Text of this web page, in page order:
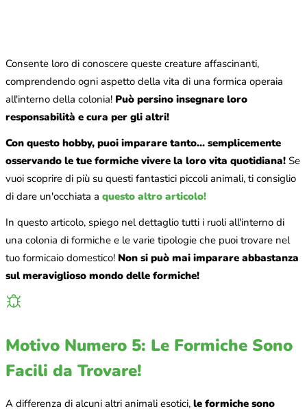
Consente loro di conoscere queste creature affascinanti,
comprendendo ogni aspetto della vita di una formica operaia
all'interno della colonia! Può persino insegnare loro
responsabilità e cura per gli altri!
Con questo hobby, puoi imparare tanto... semplicemente
osservando le tue formiche vivere la loro vita quotidiana! Se
vuoi scoprire di più su questi fantastici piccoli animali, ti consiglio
di dare un'occhiata a questo altro articolo!
In questo articolo, spiego nel dettaglio tutti i ruoli all'interno di
una colonia di formiche e le varie tipologie che puoi trovare nel
tuo formicaio domestico! Non si può mai imparare abbastanza
sul meraviglioso mondo delle formiche!
Motivo Numero 5: Le Formiche Sono
Facili da Trovare!
A differenza di alcuni altri animali esotici, le formiche sono